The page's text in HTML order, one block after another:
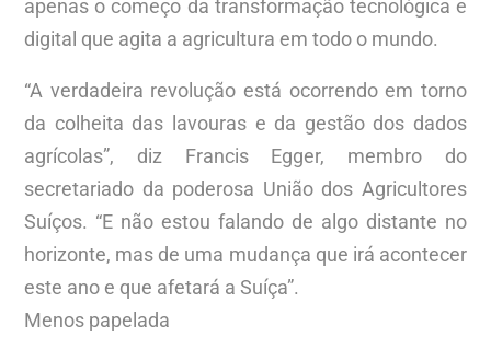
apenas o começo da transformação tecnológica e
digital que agita a agricultura em todo o mundo.
“A verdadeira revolução está ocorrendo em torno
da colheita das lavouras e da gestão dos dados
agrícolas”, diz Francis Egger, membro do
secretariado da poderosa União dos Agricultores
Suíços. “E não estou falando de algo distante no
horizonte, mas de uma mudança que irá acontecer
este ano e que afetará a Suíça”.
Menos papelada